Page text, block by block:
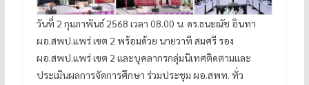
วันที่ 2 กุมภาพันธ์ 2568 เวลา 08.00 น. ดร.ธนะณัช อินทา
ผอ.สพป.แพร่ เขต 2 พร้อมด้วย นายวาที สมศรี รอง
ผอ.สพป.แพร่ เขต 2 และบุคลากรกลุ่มนิเทศติดตามและ
ประเมินผลการจัดการศึกษา ร่วมประชุม ผอ.สพท. ทั่ว